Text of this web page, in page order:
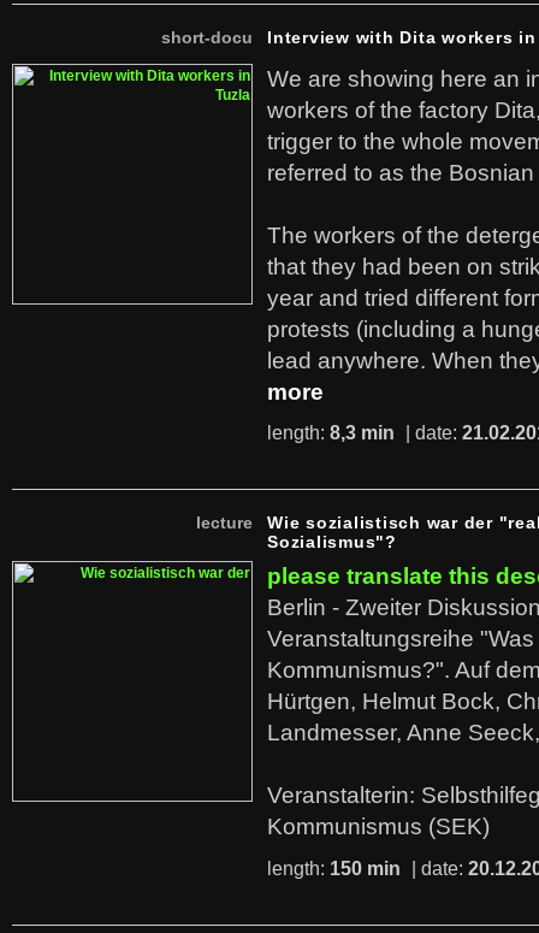
short-docu Interview with Dita workers in
We are showing here an
workers of the factory
trigger to the whole
referred to as the
The workers of the
that they had been on
year and tried different
protests (including a
lead anywhere. When
more
length: 8,3 min | date:
lecture
Wie sozialistisch war der
Sozialismus"?
please translate this
Berlin - Zweiter
Veranstaltungsreihe "Was
Kommunismus?". Auf
Hürtgen, Helmut Bock,
Landmesser, Anne
Veranstalterin:
Kommunismus (SEK)
length: 150 min | date: